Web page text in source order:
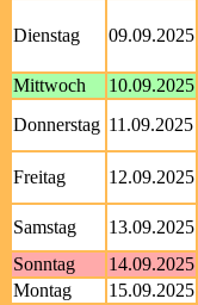
Dienstag 09.09.2025
Mittwoch
10.09.2025
Donnerstag 11.09.2025
Freitag
12.09.2025
Samstag
13.09.2025
Sonntag
14.09.2025
Montag
15.09.2025